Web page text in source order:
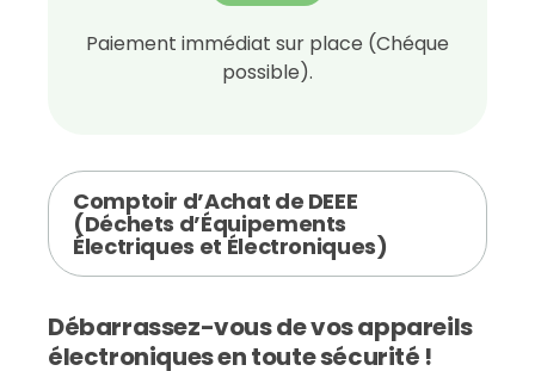
Paiement immédiat sur place (Chéque
possible).
Comptoir d’Achat de DEEE
(Déchets d’Équipements
Électriques et Électroniques)
Débarrassez-vous de vos appareils
électroniques en toute sécurité !